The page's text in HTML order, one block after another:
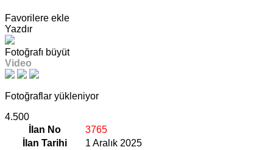
Favorilere ekle
Yazdır
Fotoğrafı büyüt
Video
Fotoğraflar yükleniyor
4.500
İlan No
3765
İlan Tarihi
1 Aralık 2025